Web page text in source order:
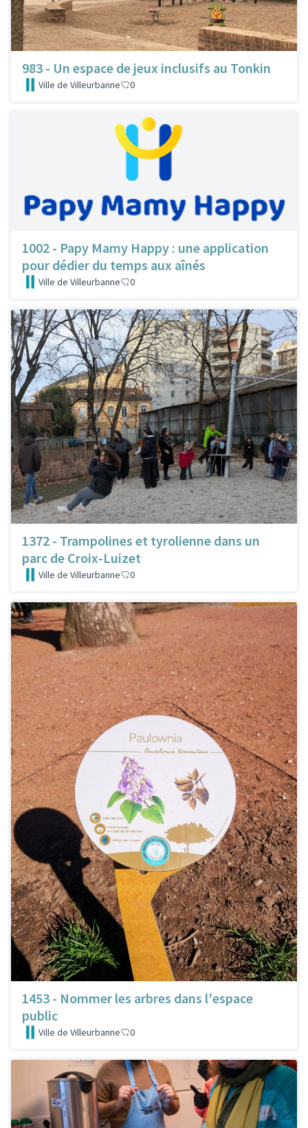
983 - Un espace de jeux inclusifs au Tonkin
Ville de Villeurbanne 0
1002 - Papy Mamy Happy : une application
pour dédier du temps aux aînés
Ville de Villeurbanne 0
1372 - Trampolines et tyrolienne dans un
parc de Croix-Luizet
Ville de Villeurbanne 0
1453 - Nommer les arbres dans l'espace
public
Ville de Villeurbanne 0